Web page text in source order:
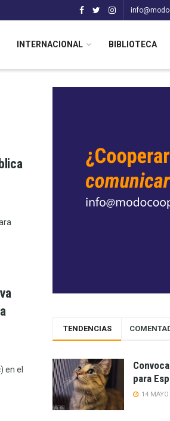
INTERNACIONAL BIBLIOTECA
en el
TENDENCIAS
para
14